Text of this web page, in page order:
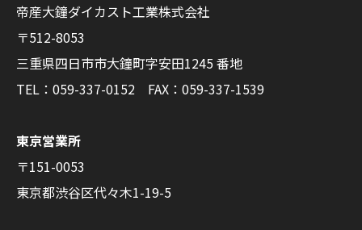
帝産大鐘ダイカスト工業株式会社
〒512-8053
三重県四日市市大鐘町字安田1245 番地
TEL：059-337-0152
FAX：059-337-1539
東京営業所
〒151-0053
東京都渋谷区代々木1-19-5